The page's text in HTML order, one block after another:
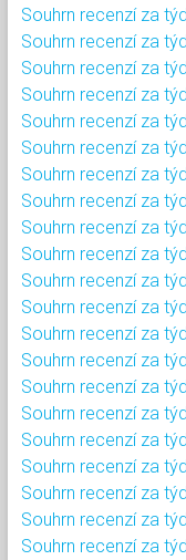
Souhrn recenzí za
Souhrn recenzí za
Souhrn recenzí za
Souhrn recenzí za
Souhrn recenzí za
Souhrn recenzí za
Souhrn recenzí za
Souhrn recenzí za
Souhrn recenzí za
Souhrn recenzí za
Souhrn recenzí za
Souhrn recenzí za
Souhrn recenzí za
Souhrn recenzí za
Souhrn recenzí za
Souhrn recenzí za
Souhrn recenzí za
Souhrn recenzí za
Souhrn recenzí za
Souhrn recenzí za
Souhrn recenzí za